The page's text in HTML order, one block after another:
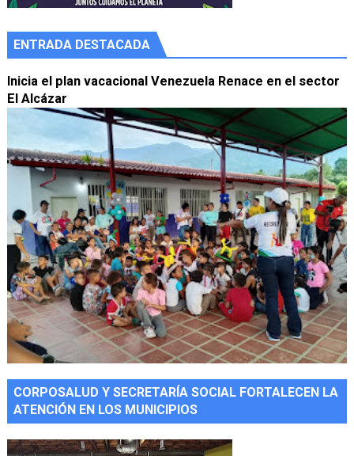
ENTRADA DESTACADA
Inicia el plan vacacional Venezuela Renace en el sector
El Alcázar
CORPOSALUD Y SECRETARÍA SOCIAL FORTALECEN LA
ATENCIÓN EN LOS MUNICIPIOS